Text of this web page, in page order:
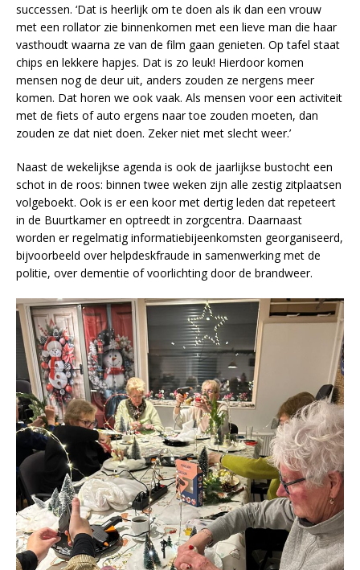
successen. ‘Dat is heerlijk om te doen als ik dan een vrouw
met een rollator zie binnenkomen met een lieve man die haar
vasthoudt waarna ze van de film gaan genieten. Op tafel staat
chips en lekkere hapjes. Dat is zo leuk! Hierdoor komen
mensen nog de deur uit, anders zouden ze nergens meer
komen. Dat horen we ook vaak. Als mensen voor een activiteit
met de fiets of auto ergens naar toe zouden moeten, dan
zouden ze dat niet doen. Zeker niet met slecht weer.’
Naast de wekelijkse agenda is ook de jaarlijkse bustocht een
schot in de roos: binnen twee weken zijn alle zestig zitplaatsen
volgeboekt. Ook is er een koor met dertig leden dat repeteert
in de Buurtkamer en optreedt in zorgcentra. Daarnaast
worden er regelmatig informatiebijeenkomsten georganiseerd,
bijvoorbeeld over helpdeskfraude in samenwerking met de
politie, over dementie of voorlichting door de brandweer.